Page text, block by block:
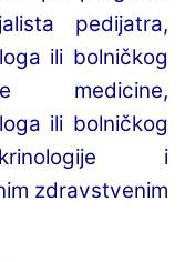
pedijatra,
ili bolničkog
medicine,
ili bolničkog
i
zdravstvenim